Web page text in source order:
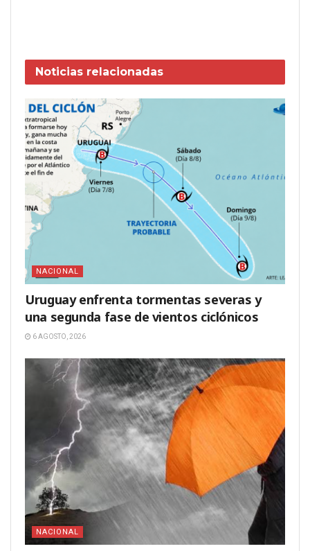
Noticias relacionadas
NACIONAL
Uruguay enfrenta tormentas severas y
una segunda fase de vientos ciclónicos
6 AGOSTO, 2026
NACIONAL